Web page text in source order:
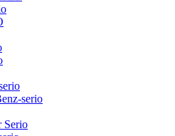
serio
Serio